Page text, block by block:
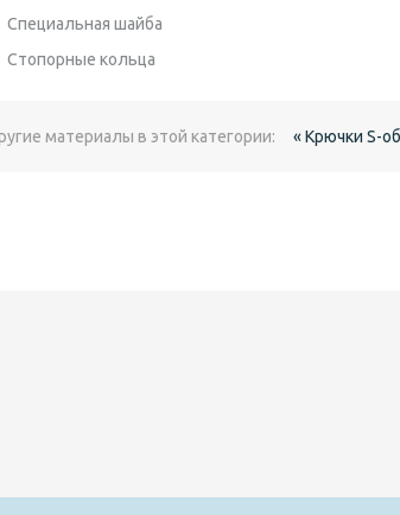
Специальная шайба
Стопорные кольца
материалы в этой категории: « Крючки S-